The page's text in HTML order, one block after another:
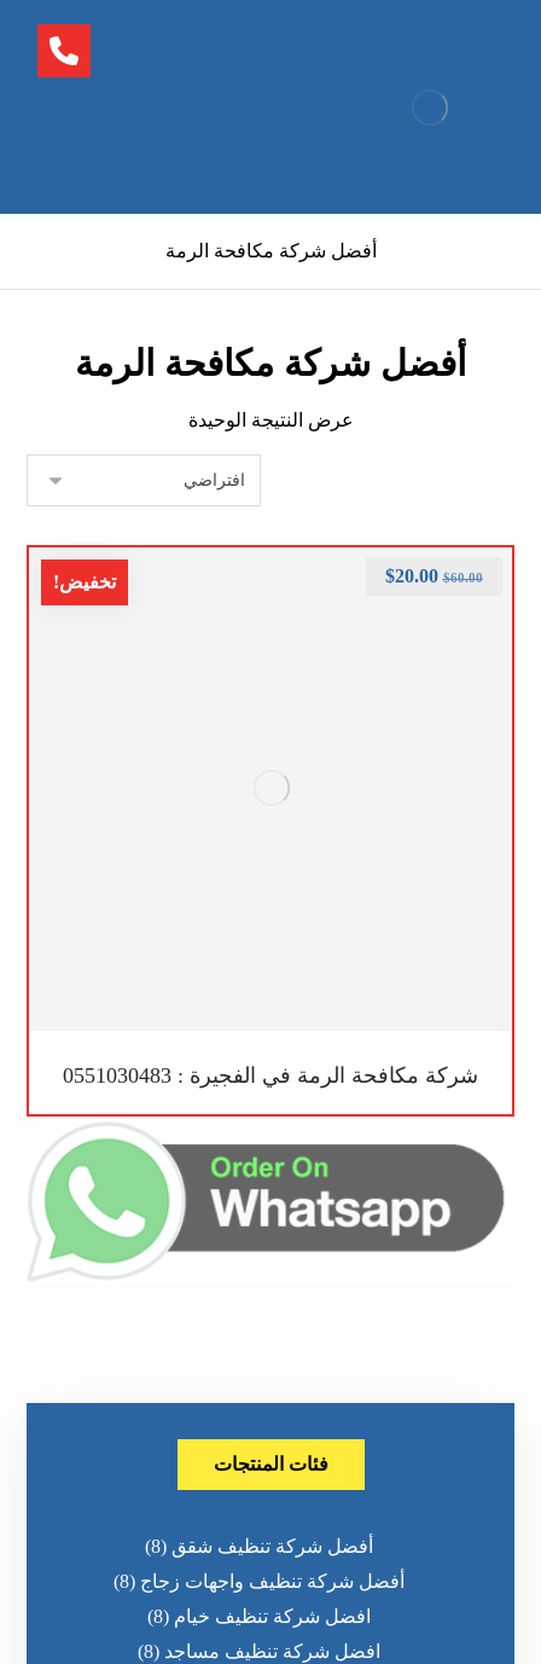
أفضل شركة مكافحة الرمة
أفضل شركة مكافحة الرمة
عرض النتيجة الوحيدة
تخفيض!
شركة مكافحة الرمة في الفجيرة : 0551030483
$60.00
$20.00
فئات المنتجات
أفضل شركة تنظيف شقق (8)
أفضل شركة تنظيف واجهات زجاج (8)
افضل شركة تنظيف خيام (8)
افضل شركة تنظيف مساجد (8)